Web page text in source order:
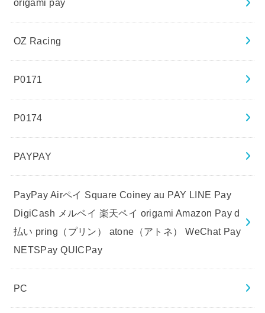
origami pay
OZ Racing
P0171
P0174
PAYPAY
PayPay Airペイ Square Coiney au PAY LINE Pay
DigiCash メルペイ 楽天ペイ origami Amazon Pay d
払い pring（プリン） atone（アトネ） WeChat Pay
NETSPay QUICPay
PC